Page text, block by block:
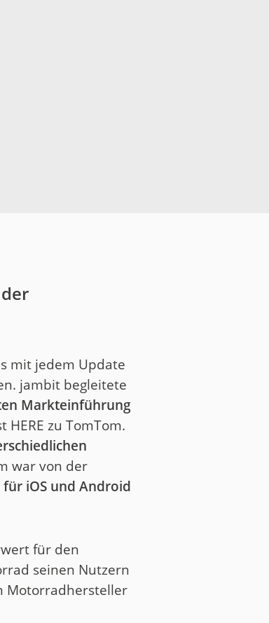
mit jedem Update
jambit begleitete
Markteinführung
zu TomTom.
war von der
iOS und Android
für den
seinen Nutzern
Motorradhersteller